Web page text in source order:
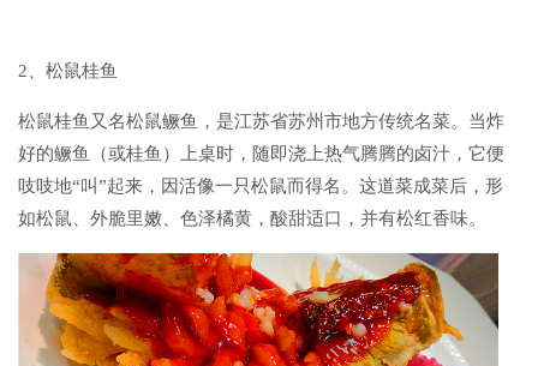
2、松鼠桂鱼
松鼠桂鱼又名松鼠鳜鱼，是江苏省苏州市地方传统名菜。当炸
好的鳜鱼（或桂鱼）上桌时，随即浇上热气腾腾的卤汁，它便
吱吱地“叫”起来，因活像一只松鼠而得名。这道菜成菜后，形
如松鼠、外脆里嫩、色泽橘黄，酸甜适口，并有松红香味。